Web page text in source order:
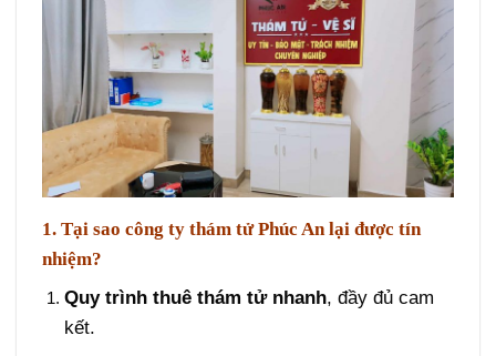
1. Tại sao công ty thám tử Phúc An lại được tín
nhiệm?
Quy trình thuê thám tử nhanh, đầy đủ cam
kết.